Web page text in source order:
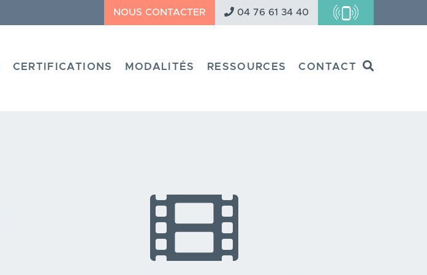
NOUS CONTACTER 04 76 61 34 40
CERTIFICATIONS MODALITÉS RESSOURCES CONTACT